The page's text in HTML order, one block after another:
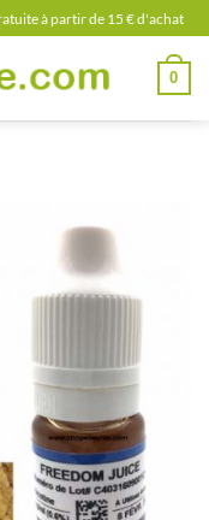
à partir de 15 € d'achat
0